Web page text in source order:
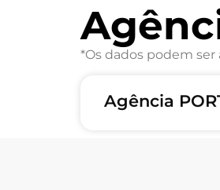
*Os dados podem
Agência